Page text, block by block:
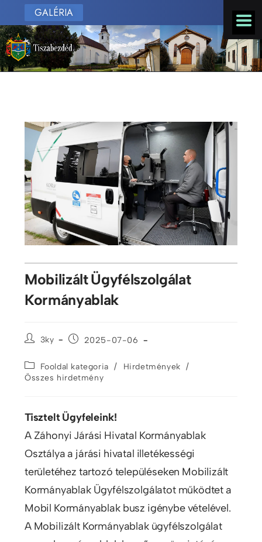
GALÉRIA
Mobilizált Ügyfélszolgálat
Kormányablak
3ky 2025-07-06
Fooldal kategoria / Hirdetmények /
Összes hirdetmény
Tisztelt Ügyfeleink!
A Záhonyi Járási Hivatal Kormányablak
Osztálya a járási hivatal illetékességi
területéhez tartozó településeken Mobilizált
Kormányablak Ügyfélszolgálatot működtet a
Mobil Kormányablak busz igénybe vételével.
A Mobilizált Kormányablak ügyfélszolgálat